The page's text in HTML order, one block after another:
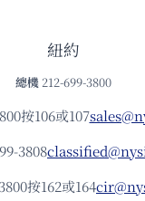
紐約
總機 212-699-3800
按106或107
3808
按162或164